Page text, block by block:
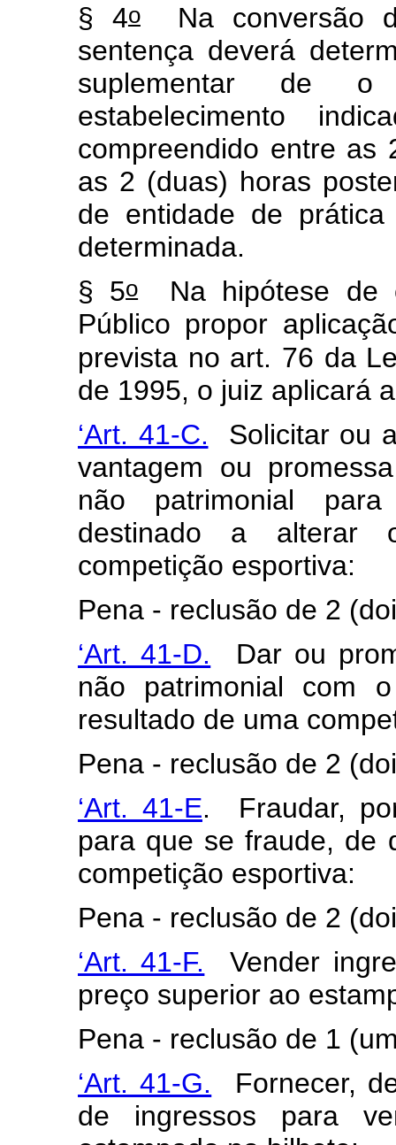
§ 4oNa conversão
sentença deverá
suplementar de o
estabelecimento
compreendido entre as
as 2 (duas) horas
de entidade de
determinada.
§ 5oNa hipótese de
Público propor
prevista no art. 76 da
de 1995, o juiz aplicará
‘Art. 41-C. Solicitar ou
vantagem ou
não patrimonial
destinado a alterar
competição esportiva:
Pena - reclusão de 2
‘Art. 41-D. Dar ou
não patrimonial com
resultado de uma
Pena - reclusão de 2
‘Art. 41-E. Fraudar,
para que se fraude, de
competição esportiva:
Pena - reclusão de 2
‘Art. 41-F. Vender
preço superior ao
Pena - reclusão de 1
‘Art. 41-G. Fornecer,
de ingressos para